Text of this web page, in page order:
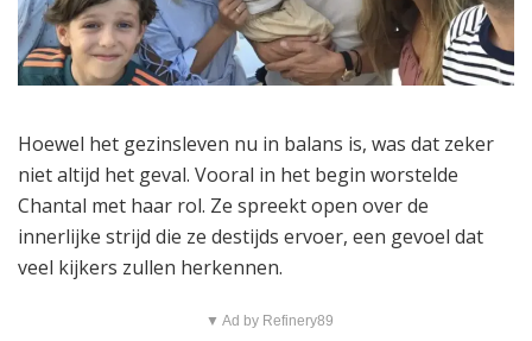
Hoewel het gezinsleven nu in balans is, was dat zeker
niet altijd het geval. Vooral in het begin worstelde
Chantal met haar rol. Ze spreekt open over de
innerlijke strijd die ze destijds ervoer, een gevoel dat
veel kijkers zullen herkennen.
▼ Ad by Refinery89